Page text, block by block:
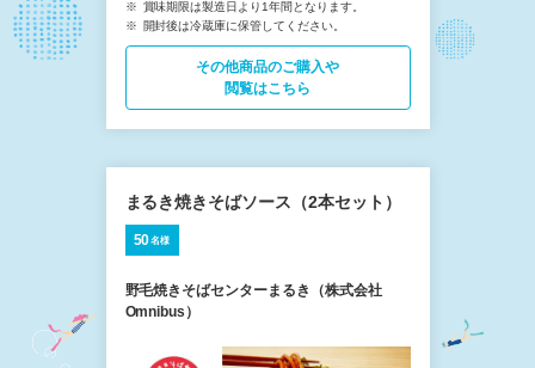
賞味期限は製造日より1年間となります。
開封後は冷蔵庫に保管してください。
その他商品の​ご購入や
閲覧はこちら
まるき焼きそばソース（2本セット）
50名様
野毛焼きそばセンターまるき（株式会社
Omnibus）